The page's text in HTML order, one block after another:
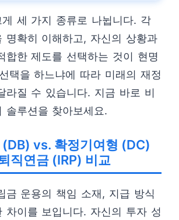
세 가지 종류로 나뉩니다. 각
명확히 이해하고, 자신의 상황과
합한 제도를 선택하는 것이 현명
택을 하느냐에 따라 미래의 재정
라질 수 있습니다. 지금 바로 비
솔루션을 찾아보세요.
vs. 확정기여형 (DC)
직연금 (IRP) 비교
금 운용의 책임 소재, 지급 방식
차이를 보입니다. 자신의 투자 성